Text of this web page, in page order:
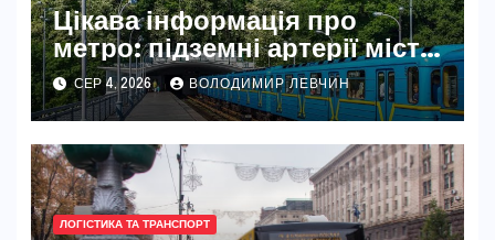
Цікава інформація про
метро: підземні артерії міст
світу
СЕР 4, 2026 ВОЛОДИМИР ЛЕВЧИН
ЛОГІСТИКА ТА ТРАНСПОРТ